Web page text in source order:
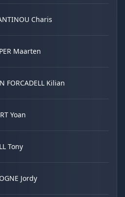
Charis
Maarten
FORCADELL Kilian
Yoan
Tony
Jordy